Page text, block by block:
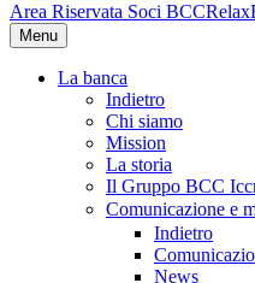
Area Riservata Soci BCC
Menu
La banca
Indietro
Chi siamo
Mission
La storia
Il Gruppo BCC
Comunicazione e
Indietro
News